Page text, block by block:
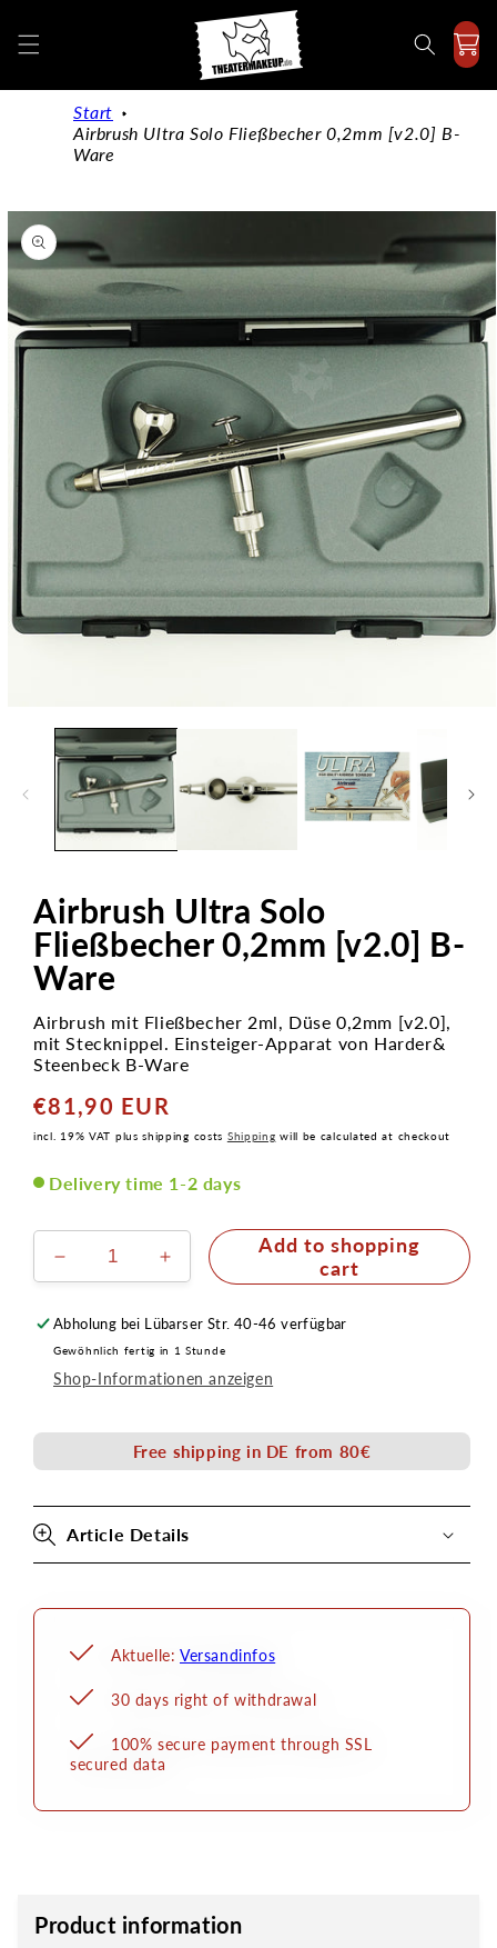
content
Start
Airbrush Ultra Solo Fließbecher 0,2mm [v2.0] B-
Ware
Jump to
product
information
Airbrush Ultra Solo
Fließbecher 0,2mm [v2.0] B-
Ware
Airbrush mit Fließbecher 2ml, Düse 0,2mm [v2.0],
mit Stecknippel. Einsteiger-Apparat von Harder&
Steenbeck B-Ware
Normaler
Preis
€81,90 EUR
incl. 19% VAT plus shipping costs Shipping will be calculated at checkout
Delivery time 1-2 days
Verringere
die
Menge
für
Airbrush
Ultra
Fließbecher
[v2.0]
Erhöhe
die
Menge
für
Airbrush
Ultra
Fließbecher
0,2mm
[v2.0]
Add to shopping
cart
Abholung bei Lübarser Str. 40-46 verfügbar
Gewöhnlich fertig in 1 Stunde
Shop-Informationen anzeigen
Free shipping in DE from 80€
Article Details
Aktuelle: Versandinfos
30 days right of withdrawal
100% secure payment through SSL
secured data
Product information